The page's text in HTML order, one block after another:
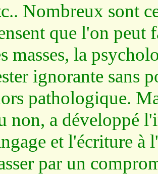
Nombreux sont
que l'on peut
masses, la
ignorante sans
pathologique.
non, a développé
et l'écriture à
par un